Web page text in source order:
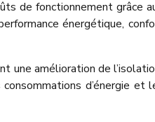
de fonctionnement grâce
énergétique,
une amélioration de
d’énergie